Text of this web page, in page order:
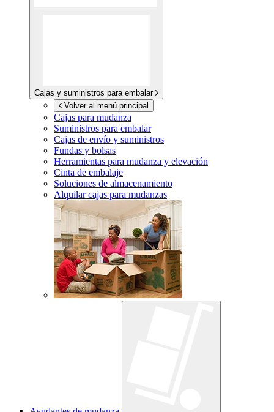
Cajas y suministros para embalar
Volver al menú principal
Cajas para mudanza
Suministros para embalar
Cajas de envío y suministros
Fundas y bolsas
Herramientas para mudanza y elevación
Cinta de embalaje
Soluciones de almacenamiento
Alquilar cajas para mudanzas